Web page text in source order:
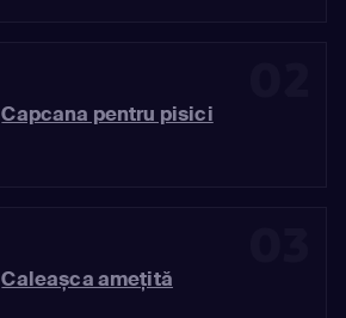
Capcana pentru pisici
Caleașca amețită